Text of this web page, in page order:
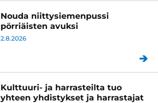
Nouda niittysiemenpussi
pörriäisten avuksi
2.8.2026
Kulttuuri- ja harrasteilta tuo
yhteen yhdistykset ja harrastajat